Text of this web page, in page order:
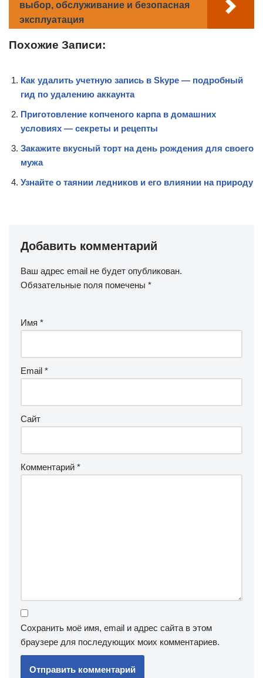
выбор, обслуживание и безопасная
эксплуатация
Похожие Записи:
Как удалить учетную запись в Skype — подробный
гид по удалению аккаунта
Приготовление копченого карпа в домашних
условиях — секреты и рецепты
Закажите вкусный торт на день рождения для своего
мужа
Узнайте о таянии ледников и его влиянии на природу
Добавить комментарий
Ваш адрес email не будет опубликован.
Обязательные поля помечены *
Имя *
Email *
Сайт
Комментарий *
Сохранить моё имя, email и адрес сайта в этом
браузере для последующих моих комментариев.